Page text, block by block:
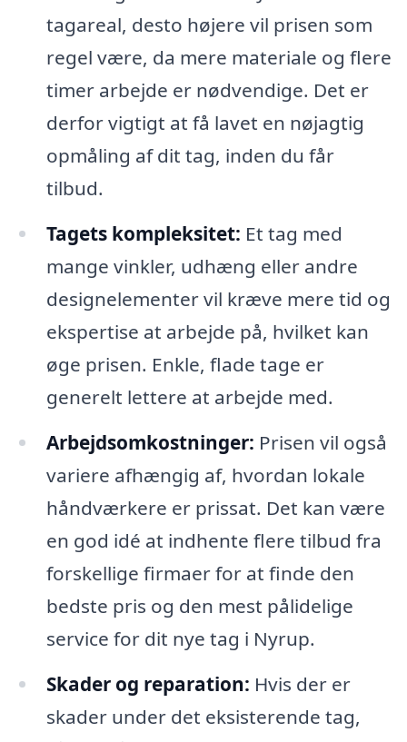
tagareal, desto højere vil prisen som
regel være, da mere materiale og flere
timer arbejde er nødvendige. Det er
derfor vigtigt at få lavet en nøjagtig
opmåling af dit tag, inden du får
tilbud.
Tagets kompleksitet: Et tag med
mange vinkler, udhæng eller andre
designelementer vil kræve mere tid og
ekspertise at arbejde på, hvilket kan
øge prisen. Enkle, flade tage er
generelt lettere at arbejde med.
Arbejdsomkostninger: Prisen vil også
variere afhængig af, hvordan lokale
håndværkere er prissat. Det kan være
en god idé at indhente flere tilbud fra
forskellige firmaer for at finde den
bedste pris og den mest pålidelige
service for dit nye tag i Nyrup.
Skader og reparation: Hvis der er
skader under det eksisterende tag,